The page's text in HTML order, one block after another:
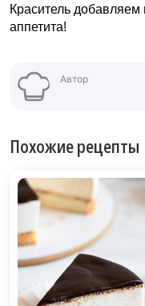
Краситель
аппетита!
Автор
Похожие рецепты